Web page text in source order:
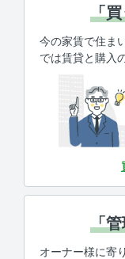
「
今の家賃で住ま
では賃貸と購入
「
オーナー様に寄